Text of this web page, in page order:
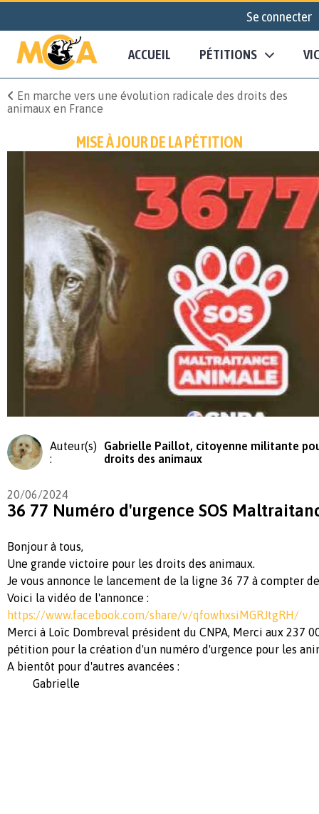
Se connecter
ACCUEIL PÉTITIONS
En marche vers une évolution radicale des droits des
animaux en France
MISE À JOUR DE LA PÉTITION
Auteur(s)
:
Gabrielle Paillot, citoyenne militante
droits des animaux
20/06/2024
36 77 Numéro d'urgence SOS
Bonjour à tous,
Une grande victoire pour les droits des animaux.
Je vous annonce le lancement de la ligne 36 77 à compter
Voici la vidéo de l'annonce :
https://www.facebook.com/share/v/qfowhxsiMGRJtgRH/
Merci à Loïc Dombreval président du CNPA, Merci aux 237
pétition pour la création d'un numéro d'urgence pour les
A bientôt pour d'autres avancées :
Gabrielle